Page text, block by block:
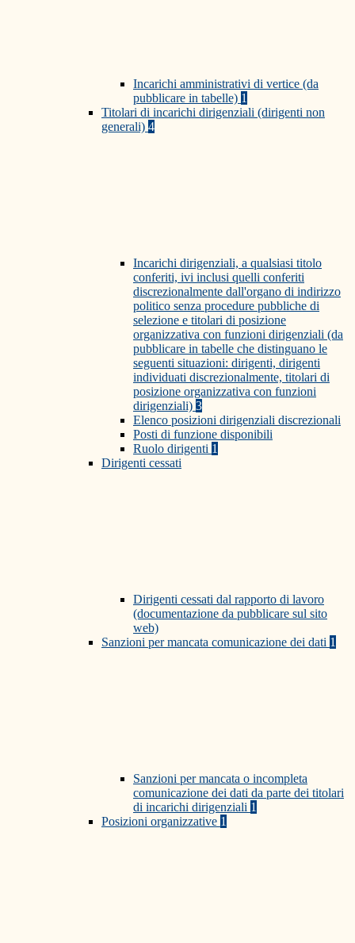
Incarichi amministrativi di vertice (da
pubblicare in tabelle) 1
Titolari di incarichi dirigenziali (dirigenti non
generali) 4
Incarichi dirigenziali, a qualsiasi titolo
conferiti, ivi inclusi quelli conferiti
discrezionalmente dall'organo di indirizzo
politico senza procedure pubbliche di
selezione e titolari di posizione
organizzativa con funzioni dirigenziali (da
pubblicare in tabelle che distinguano le
seguenti situazioni: dirigenti, dirigenti
individuati discrezionalmente, titolari di
posizione organizzativa con funzioni
dirigenziali) 3
Elenco posizioni dirigenziali discrezionali
Posti di funzione disponibili
Ruolo dirigenti 1
Dirigenti cessati
Dirigenti cessati dal rapporto di lavoro
(documentazione da pubblicare sul sito
web)
Sanzioni per mancata comunicazione dei dati 1
Sanzioni per mancata o incompleta
comunicazione dei dati da parte dei titolari
di incarichi dirigenziali 1
Posizioni organizzative 1